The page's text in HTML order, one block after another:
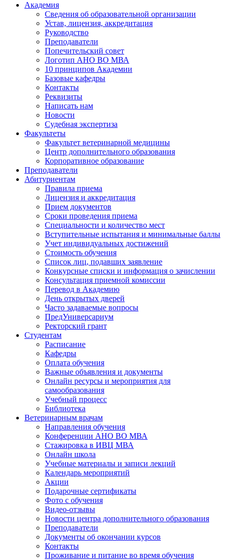
Академия
Сведения об образовательной организации
Устав, лицензия, аккредитация
Руководство
Преподаватели
Попечительский совет
Логотип АНО ВО МВА
10 принципов Академии
Базовые кафедры
Контакты
Реквизиты
Написать нам
Новости
Судебная экспертиза
Факультеты
Факультет ветеринарной медицины
Центр дополнительного образования
Корпоративное образование
Преподаватели
Абитуриентам
Правила приема
Лицензия и аккредитация
Прием документов
Сроки проведения приема
Специальности и количество мест
Вступительные испытания и минимальные баллы
Учет индивидуальных достижений
Стоимость обучения
Список лиц, подавших заявление
Конкурсные списки и информация о зачислении
Консультация приемной комиссии
Перевод в Академию
День открытых дверей
Часто задаваемые вопросы
ПредУниверсариум
Ректорский грант
Студентам
Расписание
Кафедры
Оплата обучения
Важные объявления и документы
Онлайн ресурсы и мероприятия для
самообразования
Учебный процесс
Библиотека
Ветеринарным врачам
Направления обучения
Конференции АНО ВО МВА
Стажировка в ИВЦ МВА
Онлайн школа
Учебные материалы и записи лекций
Календарь мероприятий
Акции
Подарочные сертификаты
Фото с обучения
Видео-отзывы
Новости центра дополнительного образования
Преподаватели
Документы об окончании курсов
Контакты
Проживание и питание во время обучения